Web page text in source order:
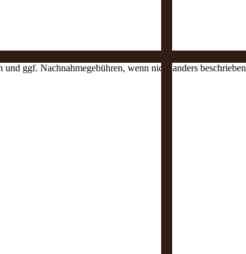
ggf. Nachnahmegebühren, wenn nicht anders beschrieben